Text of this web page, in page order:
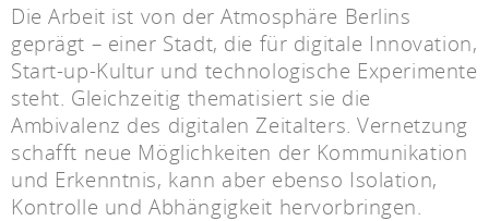
Die Arbeit ist von der Atmosphäre Berlins
geprägt – einer Stadt, die für digitale Innovation,
Start-up-Kultur und technologische Experimente
steht. Gleichzeitig thematisiert sie die
Ambivalenz des digitalen Zeitalters. Vernetzung
schafft neue Möglichkeiten der Kommunikation
und Erkenntnis, kann aber ebenso Isolation,
Kontrolle und Abhängigkeit hervorbringen.